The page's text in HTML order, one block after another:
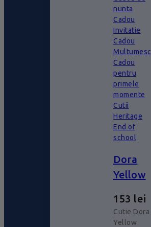
nunta
Cadou
Invitatie
Cadou
Multumesc
Cadou
pentru
primele
momente
Cutii
Heritage
End of
school
Dora
Yellow
153 lei
Cutie Dora
Yellow